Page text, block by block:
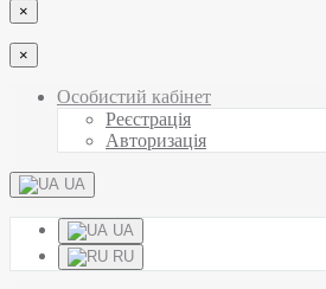
×
×
Особистий кабінет
Реєстрація
Авторизація
UA
UA
RU